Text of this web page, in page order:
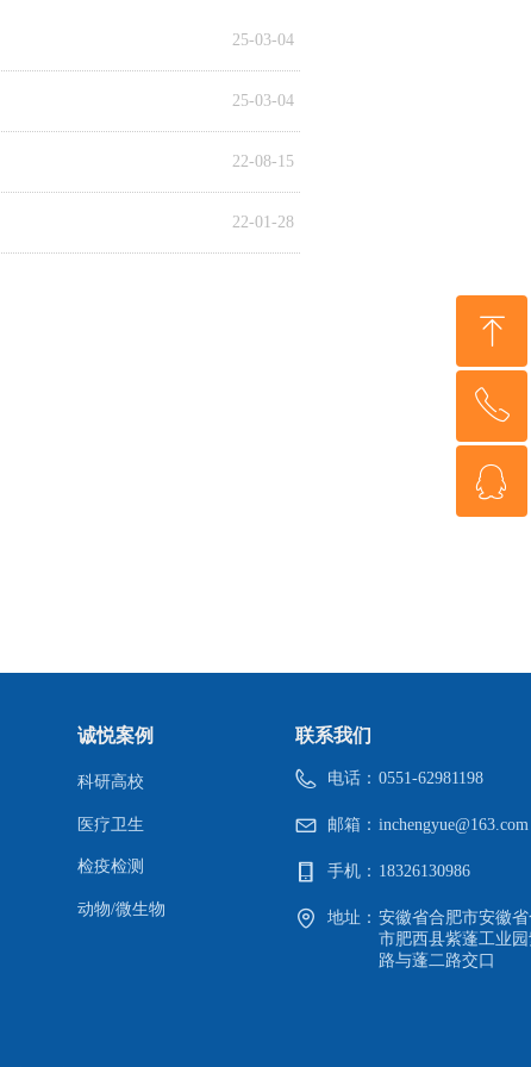
25-03-04
25-03-04
22-08-15
22-01-28
电话： 0551-62981198
邮箱： inchengyue@163.com
手机： 18326130986
地址： 安徽省合肥市安徽
市肥西县紫蓬工业
路与蓬二路交口
联系我们
诚悦案例
科研高校
医疗卫生
检疫检测
动物/微生物
ꁸ
回到顶部
ꂅ
ꁗ